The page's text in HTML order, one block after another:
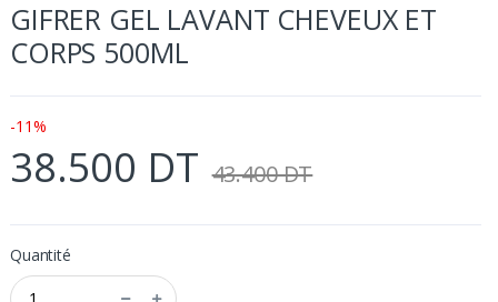
GIFRER GEL LAVANT CHEVEUX ET
CORPS 500ML
-11%
38.500 DT 43.400 DT
Quantité